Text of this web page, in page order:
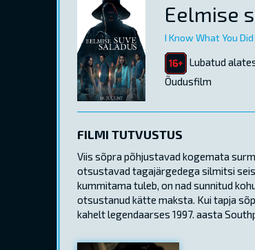
Eelmise
I Know What You
Lubatud
Õudusfilm
FILMI TUTVUSTUS
Viis sõpra põhjustavad kogemata
otsustavad tagajärgedega silmitsi
kummitama tuleb, on nad sunnitud
otsustanud kätte maksta. Kui tapja
kahelt legendaarses 1997. aasta